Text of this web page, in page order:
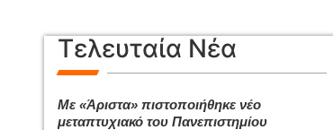
Τελευταία Νέα
Με «Άριστα» πιστοποιήθηκε νέο
μεταπτυχιακό του Πανεπιστημίου